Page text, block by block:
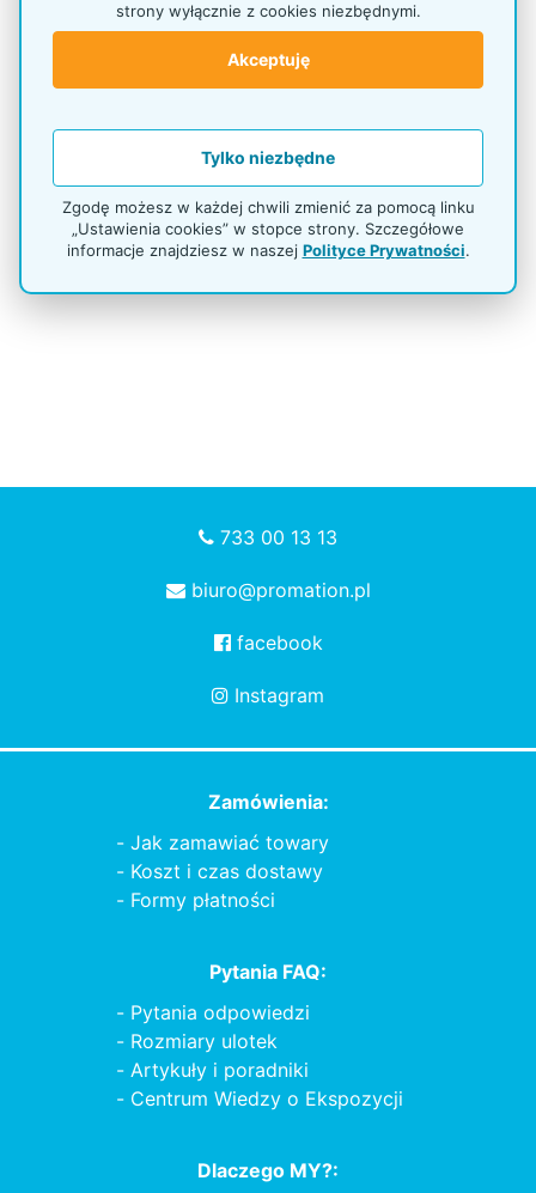
- Powrót na poprzednią stronę -
733 00 13 13
biuro@promation.pl
facebook
Instagram
Zamówienia:
Jak zamawiać towary
Koszt i czas dostawy
Formy płatności
Pytania FAQ:
Pytania odpowiedzi
Rozmiary ulotek
Artykuły i poradniki
Centrum Wiedzy o Ekspozycji
Dlaczego MY?:
strony wyłącznie z cookies niezbędnymi.
Akceptuję
Tylko niezbędne
Zgodę możesz w każdej chwili zmienić za pomocą linku
„Ustawienia cookies” w stopce strony. Szczegółowe
informacje znajdziesz w naszej Polityce Prywatności.